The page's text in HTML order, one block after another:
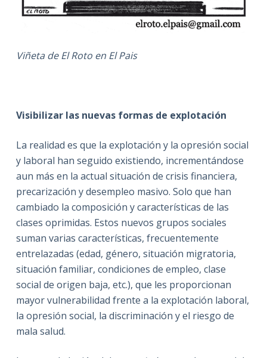
Viñeta de El Roto en El Pais
Visibilizar las nuevas formas de explotación
La realidad es que la explotación y la opresión social
y laboral han seguido existiendo, incrementándose
aun más en la actual situación de crisis financiera,
precarización y desempleo masivo. Solo que han
cambiado la composición y características de las
clases oprimidas. Estos nuevos grupos sociales
suman varias características, frecuentemente
entrelazadas (edad, género, situación migratoria,
situación familiar, condiciones de empleo, clase
social de origen baja, etc.), que les proporcionan
mayor vulnerabilidad frente a la explotación laboral,
la opresión social, la discriminación y el riesgo de
mala salud.